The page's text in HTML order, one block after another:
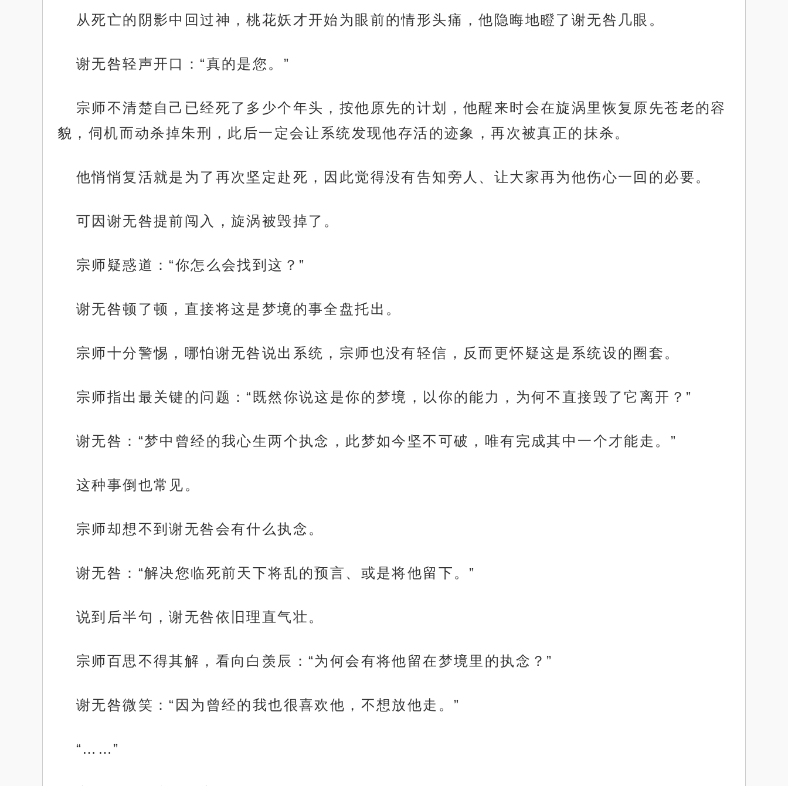
从死亡的阴影中回过神，桃花妖才开始为眼前的情形头痛，他隐晦地瞪了谢无咎几眼。
谢无咎轻声开口：“真的是您。”
宗师不清楚自己已经死了多少个年头，按他原先的计划，他醒来时会在旋涡里恢复原先苍老的容
貌，伺机而动杀掉朱刑，此后一定会让系统发现他存活的迹象，再次被真正的抹杀。
他悄悄复活就是为了再次坚定赴死，因此觉得没有告知旁人、让大家再为他伤心一回的必要。
可因谢无咎提前闯入，旋涡被毁掉了。
宗师疑惑道：“你怎么会找到这？”
谢无咎顿了顿，直接将这是梦境的事全盘托出。
宗师十分警惕，哪怕谢无咎说出系统，宗师也没有轻信，反而更怀疑这是系统设的圈套。
宗师指出最关键的问题：“既然你说这是你的梦境，以你的能力，为何不直接毁了它离开？”
谢无咎：“梦中曾经的我心生两个执念，此梦如今坚不可破，唯有完成其中一个才能走。”
这种事倒也常见。
宗师却想不到谢无咎会有什么执念。
谢无咎：“解决您临死前天下将乱的预言、或是将他留下。”
说到后半句，谢无咎依旧理直气壮。
宗师百思不得其解，看向白羡辰：“为何会有将他留在梦境里的执念？”
谢无咎微笑：“因为曾经的我也很喜欢他，不想放他走。”
“……”